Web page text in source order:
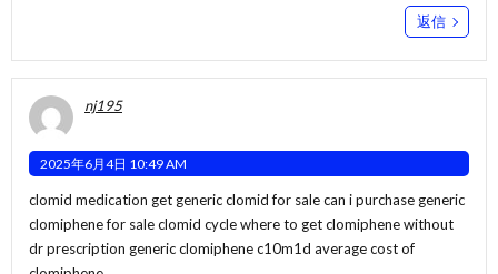
返信
nj195
2025年6月4日 10:49 AM
clomid medication get generic clomid for sale can i purchase generic
clomiphene for saleclomid cyclewhere to get clomiphene without
dr prescription generic clomiphene c10m1d average cost of